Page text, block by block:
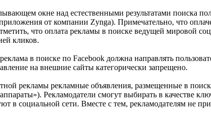
окне над естественными результатами поиска
от компании Zynga). Примечательно, что
что оплата рекламы в поиске ведущей мировой
кликов.
в поиске по Facebook должна направлять
на внешние сайты категорически запрещено.
рекламы рекламные объявления, размещенные в
Рекламодатели смогут выбирать в качестве
в социальной сети. Вместе с тем, рекламодателям не